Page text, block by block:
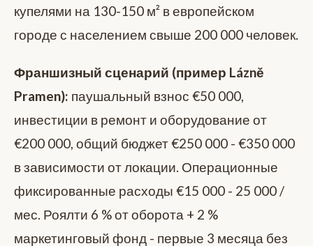
купелями на 130-150 м² в европейском
городе с населением свыше 200 000 человек.
Франшизный сценарий (пример Lázně
Pramen): паушальный взнос €50 000,
инвестиции в ремонт и оборудование от
€200 000, общий бюджет €250 000 - €350 000
в зависимости от локации. Операционные
фиксированные расходы €15 000 - 25 000 /
мес. Роялти 6 % от оборота + 2 %
маркетинговый фонд - первые 3 месяца без